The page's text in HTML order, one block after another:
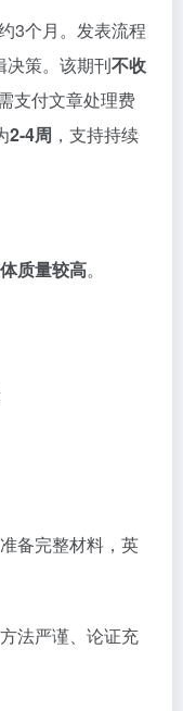
3个月。发表流程
决策。该期刊不收
支付文章处理费
2-4周 ，支持持续
质量较高。
备完整材料，英
法严谨、论证充